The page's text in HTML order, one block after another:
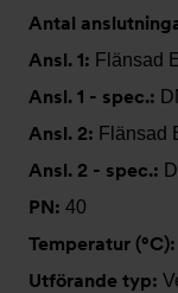
Antal
Ansl. 1: Flänsad
Ansl. 1 - spec.:
Ansl. 2: Flänsad
Ansl. 2 - spec.:
PN: 40
Temperatur (°C):
Utförande typ: